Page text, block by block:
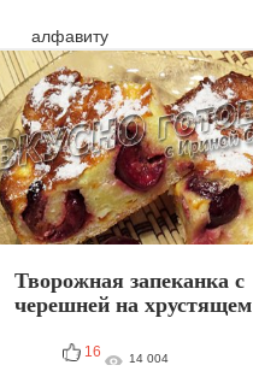
алфавиту
Творожная запеканка с
черешней на хрустящем
16 14 004